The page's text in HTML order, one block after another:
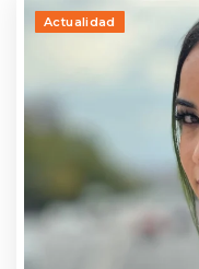
Actualidad